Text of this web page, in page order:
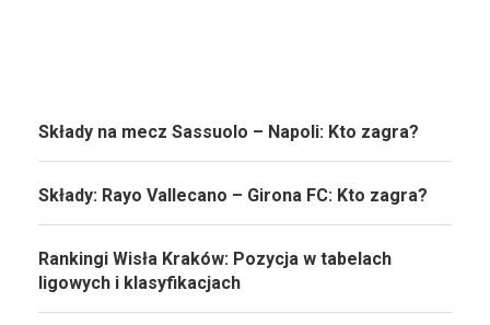
Składy na mecz Sassuolo – Napoli: Kto zagra?
Składy: Rayo Vallecano – Girona FC: Kto zagra?
Rankingi Wisła Kraków: Pozycja w tabelach
ligowych i klasyfikacjach